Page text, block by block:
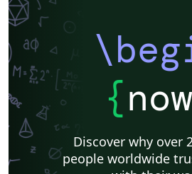
{now
Discover why over
people worldwide